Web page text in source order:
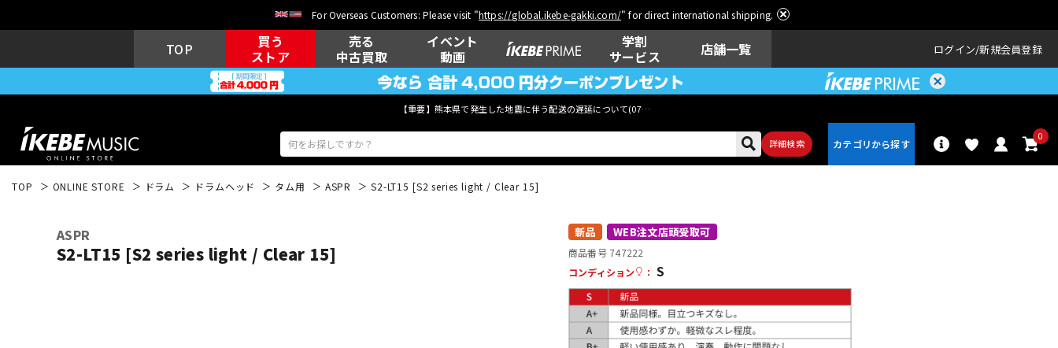
For Overseas Customers: Please visit "https://global.ikebe-gakki.com/" for direct international shipping.
TOP
買う
ストア
売る
中古買取
イベント
動画
学割
サービス
店舗一覧 ログイン 新規会員登録
【重要】熊本県で発生した地震に伴う配送の遅延について(07月29日
詳細検索
0
ウクレレ
その他楽器
TOP ONLINE STORE ドラム ドラムヘッド タム用 ASPR S2-LT15 [S2 series light / Clear 15]
ASPR
S2-LT15 [S2 series light / Clear 15]
新品 WEB注文店頭受取可
商品番号 747222
コンディション
： S